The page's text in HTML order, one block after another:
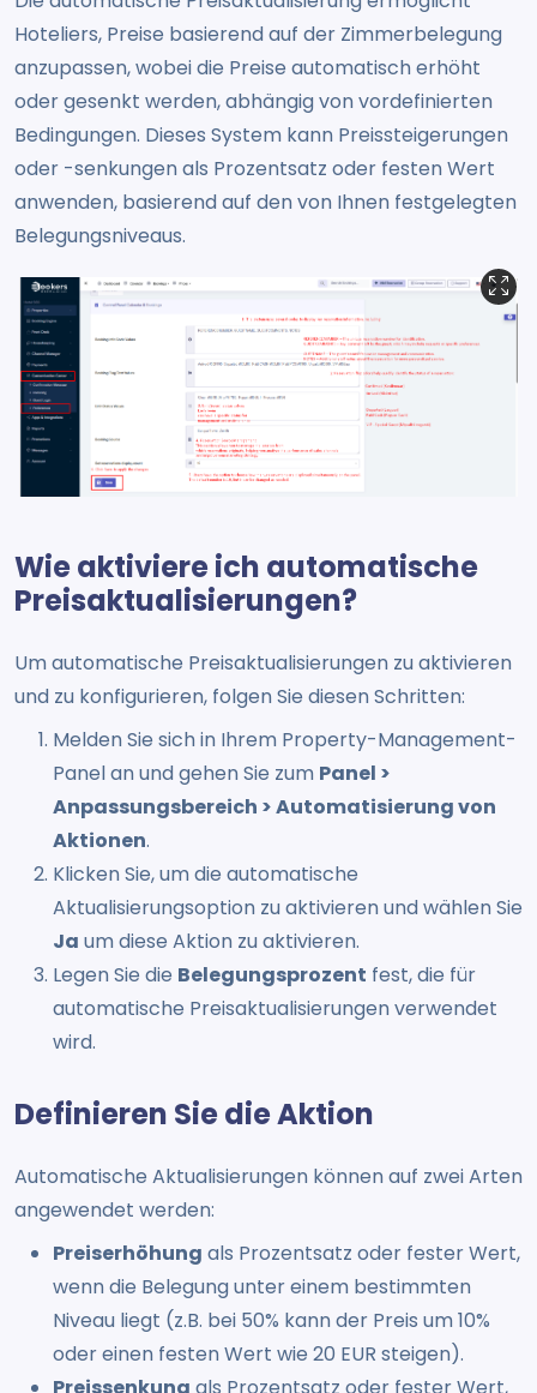
Hoteliers, Preise basierend auf der Zimmerbelegung
anzupassen, wobei die Preise automatisch erhöht
oder gesenkt werden, abhängig von vordefinierten
Bedingungen. Dieses System kann Preissteigerungen
oder -senkungen als Prozentsatz oder festen Wert
anwenden, basierend auf den von Ihnen festgelegten
Belegungsniveaus.
Wie aktiviere ich automatische
Preisaktualisierungen?
Um automatische Preisaktualisierungen zu aktivieren
und zu konfigurieren, folgen Sie diesen Schritten:
Melden Sie sich in Ihrem Property-Management-
Panel an und gehen Sie zum Panel >
Anpassungsbereich > Automatisierung von
Aktionen.
Klicken Sie, um die automatische
Aktualisierungsoption zu aktivieren und wählen Sie
Ja um diese Aktion zu aktivieren.
Legen Sie die Belegungsprozent fest, die für
automatische Preisaktualisierungen verwendet
wird.
Definieren Sie die Aktion
Automatische Aktualisierungen können auf zwei Arten
angewendet werden:
Preiserhöhung als Prozentsatz oder fester Wert,
wenn die Belegung unter einem bestimmten
Niveau liegt (z.B. bei 50% kann der Preis um 10%
oder einen festen Wert wie 20 EUR steigen).
Preissenkung als Prozentsatz oder fester Wert,